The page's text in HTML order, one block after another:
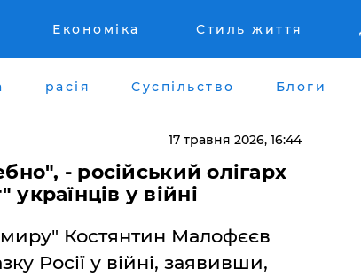
Економіка Стиль життя
расія Суспільство Блоги
17 травня 2026, 16:44
- російський олігарх
у війні
миру" Костянтин Малофєєв
Росії у війні, заявивши,